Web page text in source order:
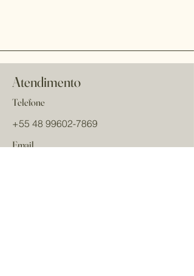
Atendimento
Telefone
+55 48 99602-7869
Email